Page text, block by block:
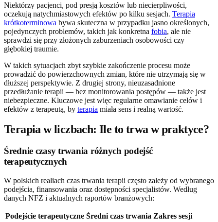
Niektórzy pacjenci, pod presją kosztów lub niecierpliwości,
oczekują natychmiastowych efektów po kilku sesjach. Terapia
krótkoterminowa bywa skuteczna w przypadku jasno określonych,
pojedynczych problemów, takich jak konkretna fobia, ale nie
sprawdzi się przy złożonych zaburzeniach osobowości czy
głębokiej traumie.
W takich sytuacjach zbyt szybkie zakończenie procesu może
prowadzić do powierzchownych zmian, które nie utrzymają się w
dłuższej perspektywie. Z drugiej strony, nieuzasadnione
przedłużanie terapii — bez monitorowania postępów — także jest
niebezpieczne. Kluczowe jest więc regularne omawianie celów i
efektów z terapeutą, by terapia miała sens i realną wartość.
Terapia w liczbach: Ile to trwa w praktyce?
Średnie czasy trwania różnych podejść
terapeutycznych
W polskich realiach czas trwania terapii często zależy od wybranego
podejścia, finansowania oraz dostępności specjalistów. Według
danych NFZ i aktualnych raportów branżowych:
Podejście terapeutyczne Średni czas trwania Zakres sesji